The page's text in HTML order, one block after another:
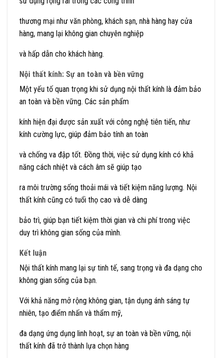
thương mại như văn phòng, khách sạn, nhà hàng hay cửa
hàng, mang lại không gian chuyên nghiệp
và hấp dẫn cho khách hàng.
Nội thất kính: Sự an toàn và bền vững
Một yếu tố quan trọng khi sử dụng nội thất kính là đảm bảo
an toàn và bền vững. Các sản phẩm
kính hiện đại được sản xuất với công nghệ tiên tiến, như
kính cường lực, giúp đảm bảo tính an toàn
và chống va đập tốt. Đồng thời, việc sử dụng kính có khả
năng cách nhiệt và cách âm sẽ giúp tạo
ra môi trường sống thoải mái và tiết kiệm năng lượng. Nội
thất kính cũng có tuổi thọ cao và dễ dàng
bảo trì, giúp bạn tiết kiệm thời gian và chi phí trong việc
duy trì không gian sống của mình.
Kết luận
Nội thất kính mang lại sự tinh tế, sang trọng và đa dạng cho
không gian sống của bạn.
Với khả năng mở rộng không gian, tận dụng ánh sáng tự
nhiên, tạo điểm nhấn và thẩm mỹ,
đa dạng ứng dụng linh hoạt, sự an toàn và bền vững, nội
thất kính đã trở thành lựa chọn hàng